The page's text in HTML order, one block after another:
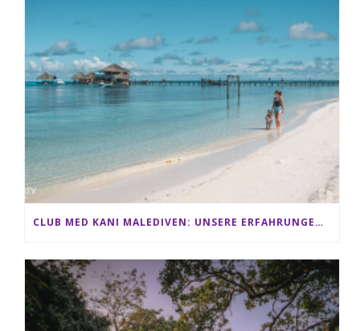
CLUB MED KANI MALEDIVEN: UNSERE ERFAHRUNGEN IM ALL-INCLUSIVE PARADIES